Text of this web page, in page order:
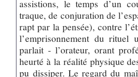
assistions, le temps d’un
traque, de conjuration de
rapt par la pensée), contre
l’emprisonnement du rituel
parlait - l’orateur, orant
heurté à la réalité physique
pu dissiper. Le regard du